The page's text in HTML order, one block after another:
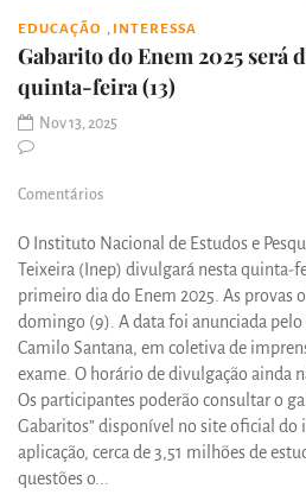
EDUCAÇÃO , INTERESSA
Gabarito do Enem 2025 será
quinta-feira (13)
Nov 13, 2025
Comentários
O Instituto Nacional de Estudos e
Teixeira (Inep) divulgará nesta quinta-
primeiro dia do Enem 2025. As provas
domingo (9). A data foi anunciada pelo
Camilo Santana, em coletiva de
exame. O horário de divulgação ainda
Os participantes poderão consultar o
Gabaritos” disponível no site oficial
aplicação, cerca de 3,51 milhões de
questões o...